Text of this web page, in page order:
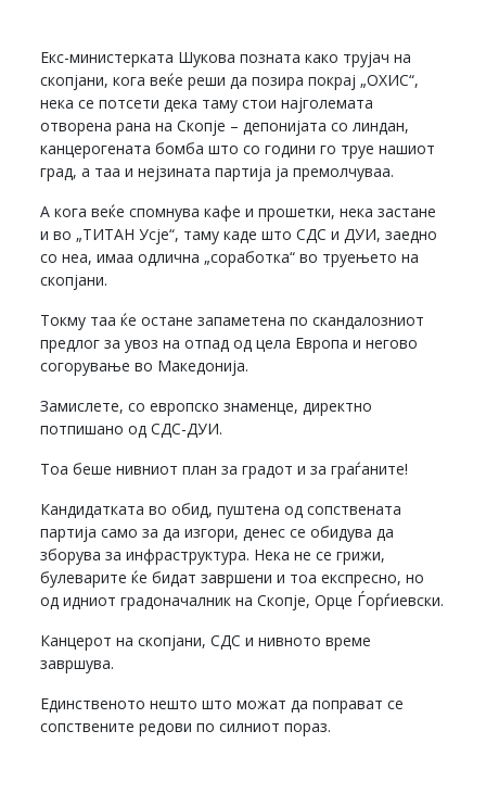
Екс-министерката Шукова позната како трујач на
скопјани, кога веќе реши да позира покрај „ОХИС“,
нека се потсети дека таму стои најголемата
отворена рана на Скопје – депонијата со линдан,
канцерогената бомба што со години го труе нашиот
град, а таа и нејзината партија ја премолчуваа.
А кога веќе спомнува кафе и прошетки, нека застане
и во „ТИТАН Усје“, таму каде што СДС и ДУИ, заедно
со неа, имаа одлична „соработка“ во труењето на
скопјани.
Токму таа ќе остане запаметена по скандалозниот
предлог за увоз на отпад од цела Европа и негово
согорување во Македонија.
Замислете, со европско знаменце, директно
потпишано од СДС-ДУИ.
Тоа беше нивниот план за градот и за граѓаните!
Кандидатката во обид, пуштена од сопствената
партија само за да изгори, денес се обидува да
зборува за инфраструктура. Нека не се грижи,
булеварите ќе бидат завршени и тоа експресно, но
од идниот градоначалник на Скопје, Орце Ѓорѓиевски.
Канцерот на скопјани, СДС и нивното време
завршува.
Единственото нешто што можат да поправат се
сопствените редови по силниот пораз.